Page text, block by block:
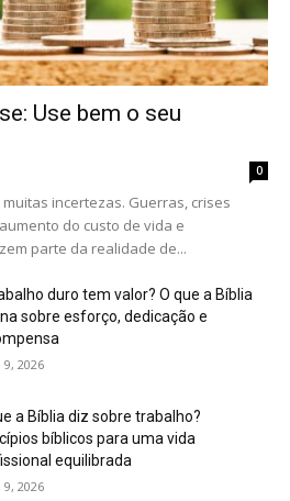
Use bem o seu
0
incertezas. Guerras, crises
do custo de vida e
parte da realidade de...
duro tem valor? O que a Bíblia
sobre esforço, dedicação e
2026
a Bíblia diz sobre trabalho?
bíblicos para uma vida
equilibrada
2026